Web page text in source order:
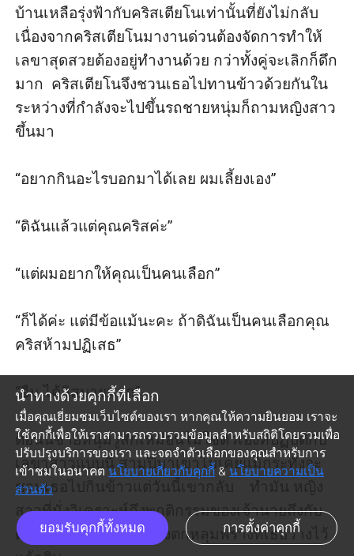
นำทางด้วยคุกกี้ที่เลือก
เมื่อคุณเยี่ยมชมเว็บไซต์ของเรา หากคุณให้ความยินยอม เราจะ
ใช้คุกกี้เพื่อให้เราสามารถรวบรวมข้อมูลสำหรับสถิติโดยรวมเพื่อ
ปรับปรุงบริการของเรา และจดจำตัวเลือกของคุณสำหรับการ
เข้าชมในอนาคต นโยบายเกี่ยวกับคุกกี้ & นโยบายความเป็น
ส่วนตัว
ยอมรับคุกกี้ทั้งหมด การตั้งค่าคุกกี้
บ้านเหลือรุ่งฟ้ากับคริสเตียโนเท่านั้นที่ยังไม่กลับ
เนื่องจากคริสเตียโนมางานด่วนต้องจัดการทำให้
เลขาสุดสวยต้องอยู่ทำงานด้วย กว่าทั้งคู่จะเลิกก็ดึก
มาก  คริสเตียโนจึงชวนเธอไปทานข้าวด้วยกันใน
ระหว่างที่กำลังจะไปขึ้นรถชายหนุ่มก็ถามหญิงสาว
ขึ้นมา
“อยากกินอะไรบอกมาได้เลย ผมเลี้ยงเอง”
“ดิฉันแล้วแต่คุณคริสค่ะ”
“แต่ผมอยากให้คุณเป็นคนเลือก”
“ก็ได้ค่ะ แต่มีข้อแม้นะคะ ถ้าดิฉันเป็นคนเลือกคุณ
คริสห้ามปฏิเสธ”
“อืม ได้สิสบายมาก”
ตอนนี้ชายหนุ่มรู้สึกเหมือนไม่ใช่ตัวเองที่ปฏิบัติกับ
เลขาสาวแบบนี้ สามปีมาเขาไม่เคยแม้กระทั่งจะ
ชวนเธอไปกินข้าวแต่วันนี้เขากลับ    ทำมัน หญิง
สาวที่นั่งวิเคราะห์ถึงพฤติกรรมของเจ้านายถึงกับ
ต้องยิ้มมุมปาก เขากำลังตกหลุมพรางที่เธอวางไว้